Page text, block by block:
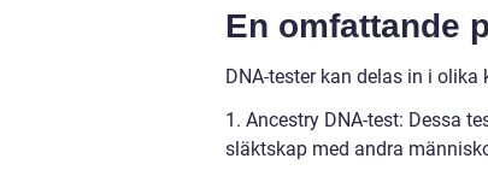
En omfattande
DNA-tester kan delas in i
1. Ancestry DNA-test: Dessa
släktskap med andra